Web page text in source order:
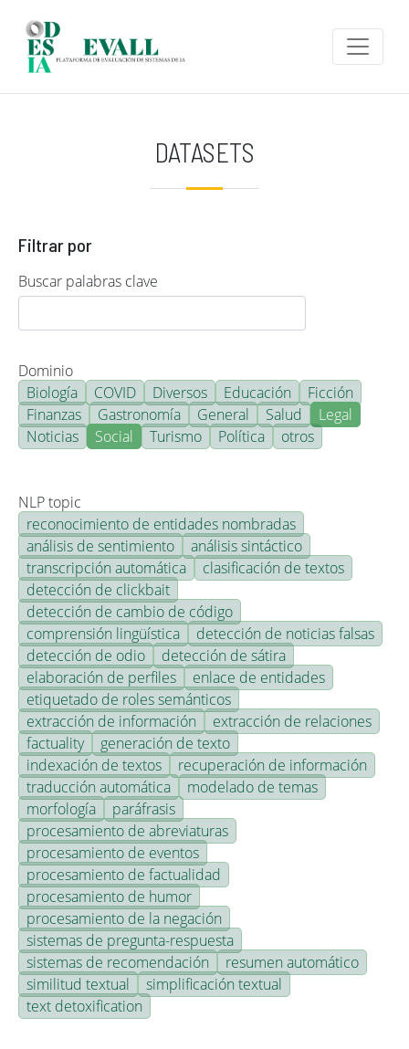
DATASETS
Filtrar por
Buscar palabras clave
Dominio
Biología
COVID Diversos Educación
Ficción
Finanzas
Gastronomía General Salud
Legal
Noticias
Social Turismo Política otros
NLP topic
reconocimiento de entidades nombradas
análisis de sentimiento
análisis sintáctico
transcripción automática
clasificación de textos
detección de clickbait
detección de cambio de código
comprensión lingüística
detección de noticias falsas
detección de odio
detección de sátira
elaboración de perfiles
enlace de entidades
etiquetado de roles semánticos
extracción de información
extracción de relaciones
factuality
generación de texto
indexación de textos
recuperación de información
traducción automática
modelado de temas
morfología
paráfrasis
procesamiento de abreviaturas
procesamiento de eventos
procesamiento de factualidad
procesamiento de humor
procesamiento de la negación
sistemas de pregunta-respuesta
sistemas de recomendación
resumen automático
similitud textual
simplificación textual
text detoxification